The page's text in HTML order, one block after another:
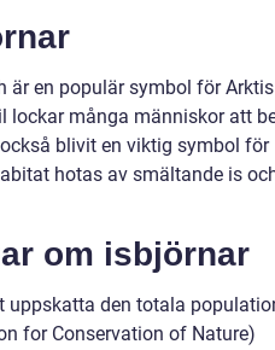
är en populär symbol för
lockar många människor att
blivit en viktig symbol för
hotas av smältande is
om isbjörnar
den totala
for Conservation of Nature)